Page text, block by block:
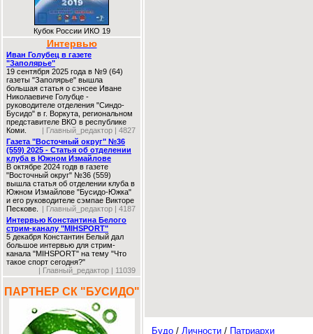
Кубок России ИКО 19
Интервью
Иван Голубец в газете
"Заполярье"
19 сентября 2025 года в №9 (64)
газеты "Заполярье" вышла
большая статья о сэнсее Иване
Николаевиче Голубце -
руководителе отделения "Синдо-
Бусидо" в г. Воркута, региональном
представителе ВКО в республике
Коми.
| Главный_редактор | 4827
Газета "Восточный округ" №36
(559) 2025 - Статья об отделении
клуба в Южном Измайлове
В октябре 2024 годв в газете
"Восточный округ" №36 (559)
вышла статья об отделении клуба в
Южном Измайлове "Бусидо-Южка"
и его руководителе сэмпае Викторе
Пескове.
| Главный_редактор | 4187
Интервью Константина Белого
стрим-каналу "MIHSPORT"
5 декабря Константин Белый дал
большое интервью для стрим-
канала "MIHSPORT" на тему "Что
такое спорт сегодня?"
| Главный_редактор | 11039
ПАРТНЕР СК "БУСИДО"
Будо / Личности / Патриархи